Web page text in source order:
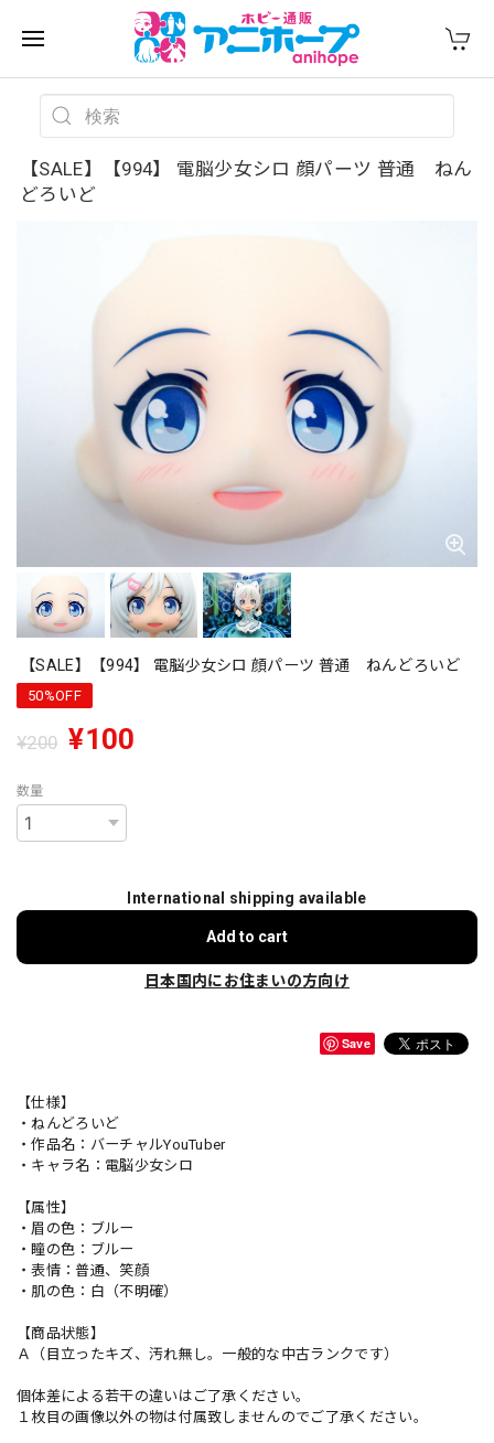
【SALE】【994】 電脳少女シロ 顔パーツ 普通 ねん
どろいど
【SALE】【994】 電脳少女シロ 顔パーツ 普通 ねんどろいど
50%OFF
¥200 ¥100
数量
International shipping available
Add to cart
日本国内にお住まいの方向け
Save
【仕様】
・ねんどろいど
・作品名：バーチャルYouTuber
・キャラ名：電脳少女シロ
【属性】
・眉の色：ブルー
・瞳の色：ブルー
・表情：普通、笑顔
・肌の色：白（不明確）
【商品状態】
Ａ（目立ったキズ、汚れ無し。一般的な中古ランクです）
個体差による若干の違いはご了承ください。
１枚目の画像以外の物は付属致しませんのでご了承ください。